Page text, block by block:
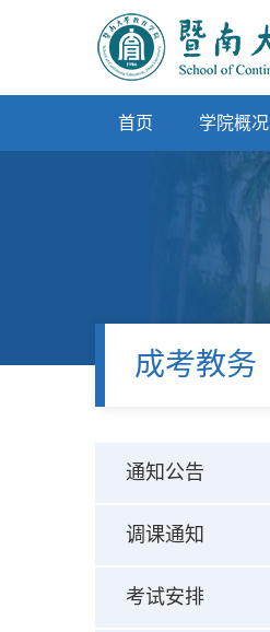
首页 学院概况
成考教务
通知公告
调课通知
考试安排